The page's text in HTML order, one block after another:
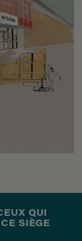
QUI
SIÈGE